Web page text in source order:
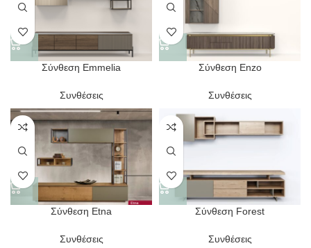
Σύνθεση Emmelia
Συνθέσεις
Σύνθεση Enzo
Συνθέσεις
Σύνθεση Etna
Συνθέσεις
Σύνθεση Forest
Συνθέσεις